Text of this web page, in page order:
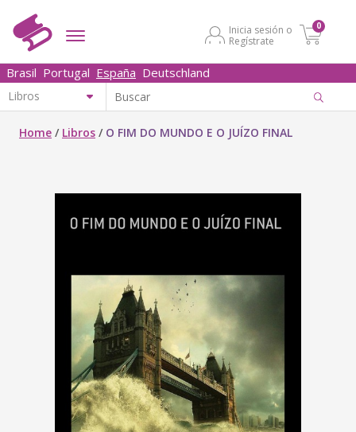
Inicia sesión o
Regístrate
0
Brasil Portugal España Deutschland
Home / Libros / O FIM DO MUNDO E O JUÍZO FINAL